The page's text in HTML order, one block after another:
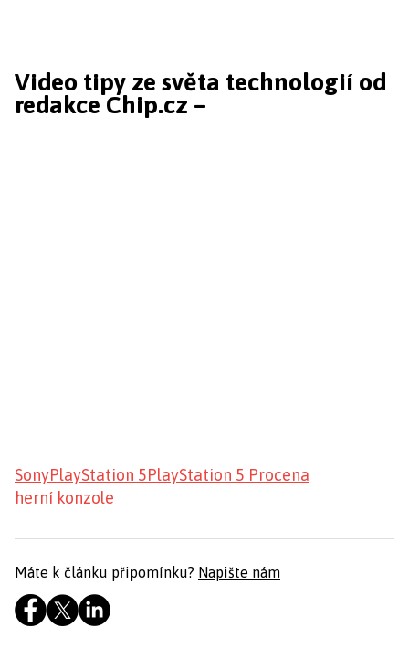
Video tipy ze světa technologií od
redakce Chip.cz –
SonyPlayStation 5PlayStation 5 Procena
herní konzole
Máte k článku připomínku? Napište nám